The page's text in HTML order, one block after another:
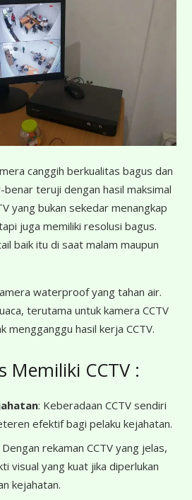
canggih berkualitas bagus dan
teruji dengan hasil maksimal
yang bukan sekedar menangkap
juga memiliki resolusi bagus.
baik itu di saat malam maupun
waterproof yang tahan air.
terutama untuk kamera CCTV
mengganggu hasil kerja CCTV.
Memiliki CCTV :
: Keberadaan CCTV sendiri
efektif bagi pelaku kejahatan.
Dengan rekaman CCTV yang jelas,
visual yang kuat jika diperlukan
kejahatan.